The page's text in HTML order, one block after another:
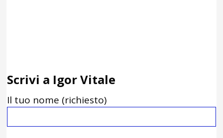
Scrivi a Igor Vitale
Il tuo nome (richiesto)